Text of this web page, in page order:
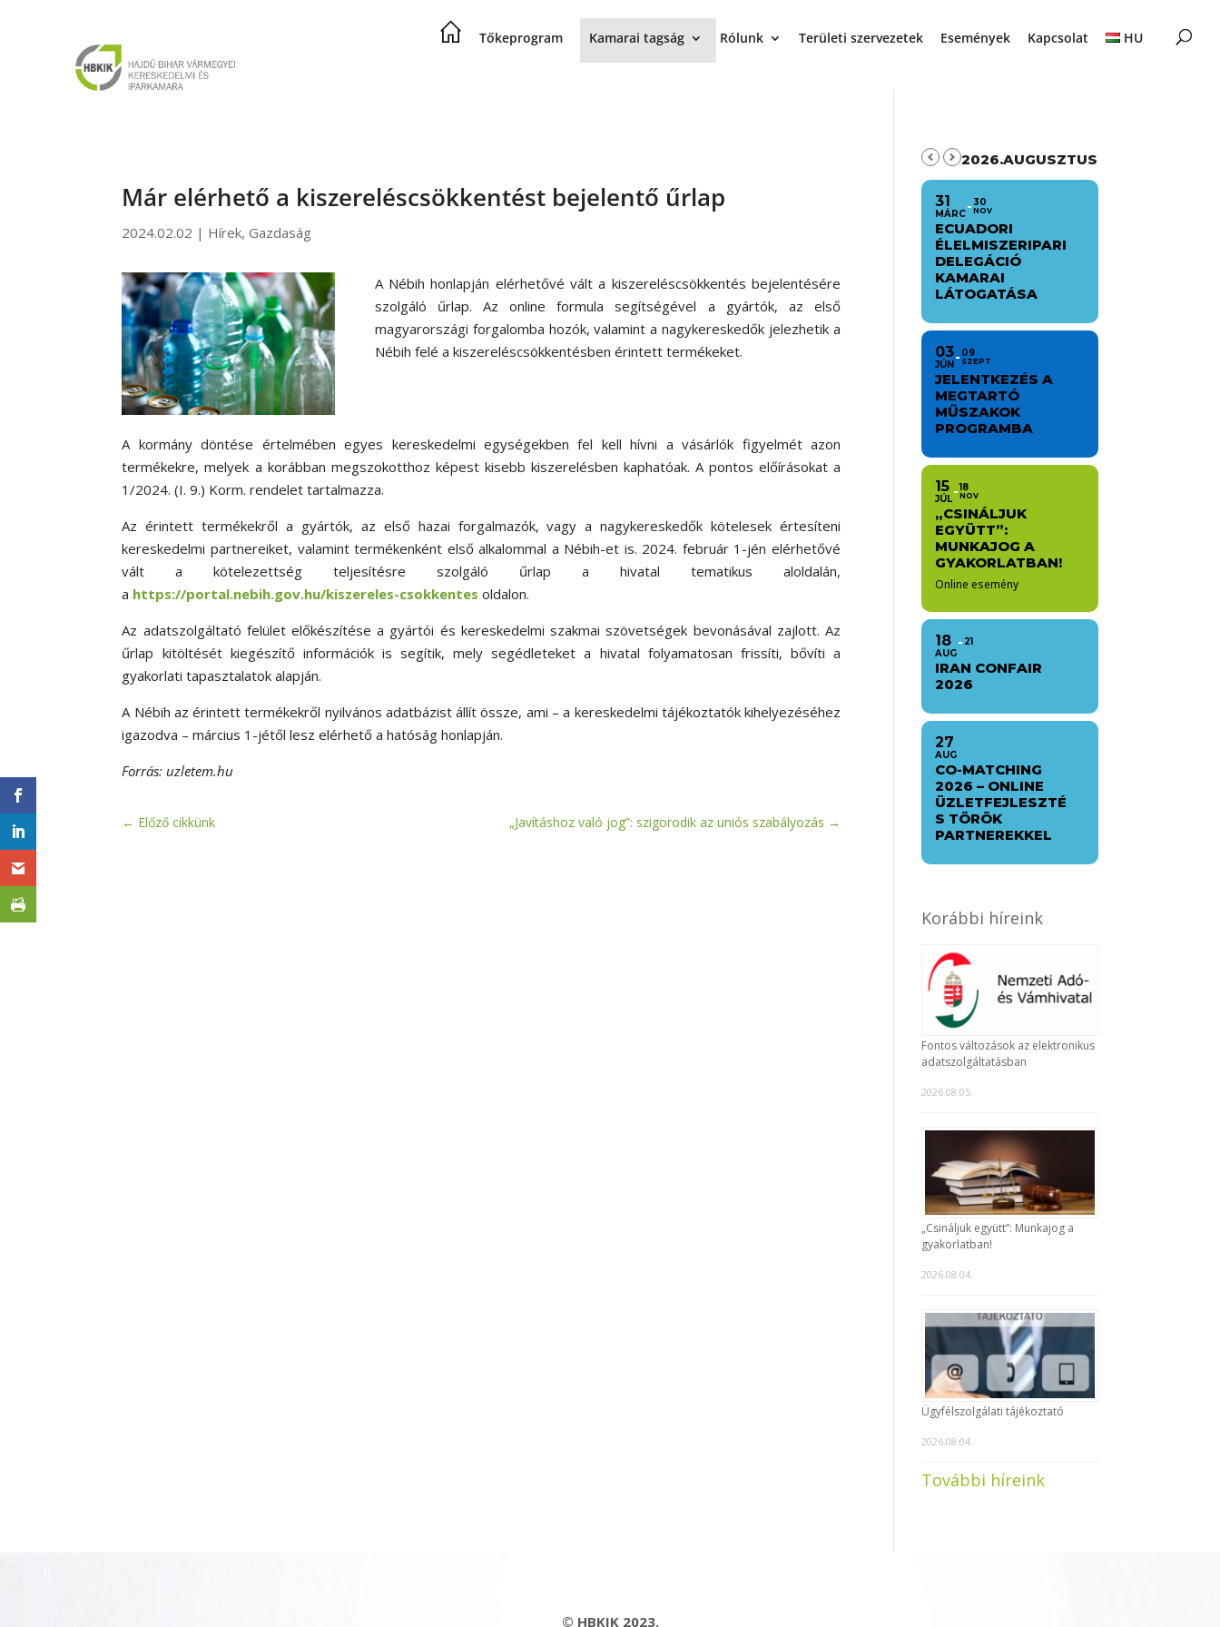
Tőkeprogram Kamarai tagság Rólunk Területi szervezetek Események Kapcsolat HU
Már elérhető a kiszereléscsökkentést bejelentő űrlap
2024.02.02 | Hírek,Gazdaság
A Nébih honlapján elérhetővé vált a kiszereléscsökkentés bejelentésére
szolgáló űrlap. Az online formula segítségével a gyártók, az első
magyarországi forgalomba hozók, valamint a nagykereskedők jelezhetik a
Nébih felé a kiszereléscsökkentésben érintett termékeket.
A kormány döntése értelmében egyes kereskedelmi egységekben fel kell hívni a vásárlók figyelmét azon
termékekre, melyek a korábban megszokotthoz képest kisebb kiszerelésben kaphatóak. A pontos előírásokat a
1/2024. (I. 9.) Korm. rendelet tartalmazza.
Az érintett termékekről a gyártók, az első hazai forgalmazók, vagy a nagykereskedők kötelesek értesíteni
kereskedelmi partnereiket, valamint termékenként első alkalommal a Nébih-et is. 2024. február 1-jén elérhetővé
vált a kötelezettség teljesítésre szolgáló űrlap a hivatal tematikus aloldalán,
a https://portal.nebih.gov.hu/kiszereles-csokkentes oldalon.
Az adatszolgáltató felület előkészítése a gyártói és kereskedelmi szakmai szövetségek bevonásával zajlott. Az
űrlap kitöltését kiegészítő információk is segítik, mely segédleteket a hivatal folyamatosan frissíti, bővíti a
gyakorlati tapasztalatok alapján.
A Nébih az érintett termékekről nyilvános adatbázist állít össze, ami – a kereskedelmi tájékoztatók kihelyezéséhez
igazodva – március 1-jétől lesz elérhető a hatóság honlapján.
Forrás: uzletem.hu
← Előző cikkünk „Javításhoz való jog”: szigorodik az uniós szabályozás →
2026.AUGUSZTUS
31
MÁRC
30
NOV
ECUADORI
ÉLELMISZERIPARI
DELEGÁCIÓ
KAMARAI
LÁTOGATÁSA
03
JÚN
09
SZEPT
JELENTKEZÉS A
MEGTARTÓ
MŰSZAKOK
PROGRAMBA
15
JÚL
18
NOV
„CSINÁLJUK
EGYÜTT”:
MUNKAJOG A
GYAKORLATBAN!
Online esemény
18
AUG
21
IRAN CONFAIR
2026
27
AUG
CO-MATCHING
2026 – ONLINE
ÜZLETFEJLESZTÉ
S TÖRÖK
PARTNEREKKEL
Korábbi híreink
Fontos változások az elektronikus
adatszolgáltatásban
2026.08.05.
„Csináljuk együtt”: Munkajog a
gyakorlatban!
2026.08.04.
Ügyfélszolgálati tájékoztató
2026.08.04.
További híreink
© HBKIK 2023.